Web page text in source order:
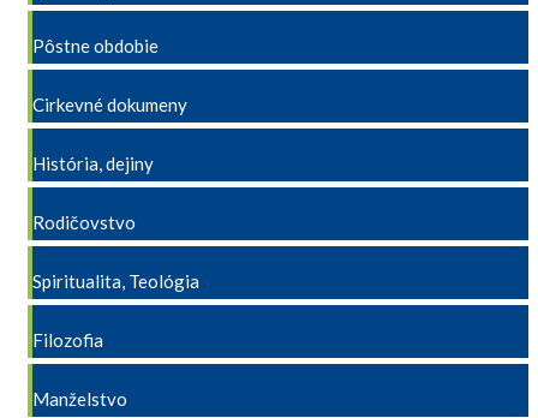
Pôstne obdobie
Cirkevné dokumeny
História, dejiny
Rodičovstvo
Spiritualita, Teológia
Filozofia
Manželstvo